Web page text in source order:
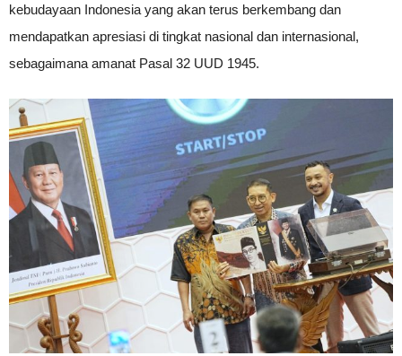
kebudayaan Indonesia yang akan terus berkembang dan
mendapatkan apresiasi di tingkat nasional dan internasional,
sebagaimana amanat Pasal 32 UUD 1945.